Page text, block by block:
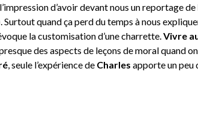
d’avoir devant nous un reportage de
. Surtout quand ça perd du temps à nous
la customisation d’une charrette.Vivre
des aspects de leçons de moral quand
, seule l’expérience de Charles apporte un peu